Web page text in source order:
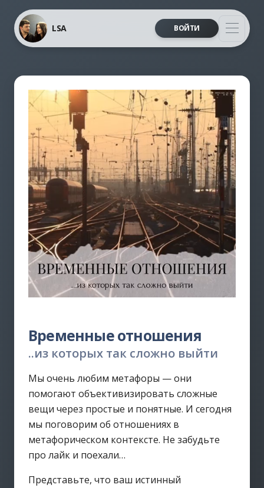
LSA ВОЙТИ
Временные отношения
..из которых так сложно выйти
Мы очень любим метафоры — они
помогают объективизировать сложные
вещи через простые и понятные. И сегодня
мы поговорим об отношениях в
метафорическом контексте. Не забудьте
про лайк и поехали…
Представьте, что ваш истинный